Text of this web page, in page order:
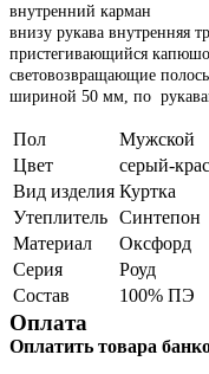
внутренний карман
внизу рукава внутренняя
пристегивающийся
световозвращающие
шириной 50 мм, по
Пол
Мужской
Цвет
серый-
Вид изделия Куртка
Утеплитель Синтепон
Материал
Оксфорд
Серия
Роуд
Состав
100% ПЭ
Оплата
Оплатить товара